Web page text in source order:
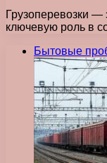
Грузоперевозки —
ключевую роль в
Бытовые